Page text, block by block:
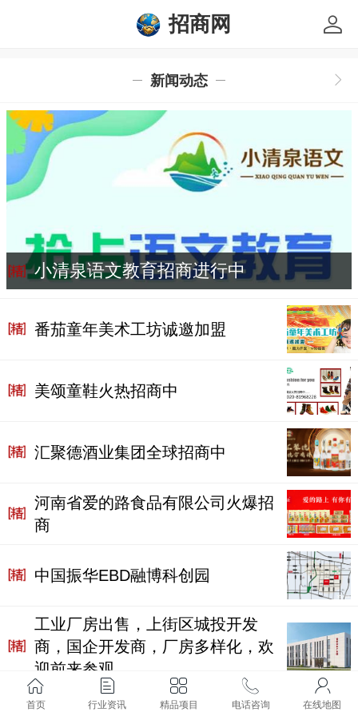
招商网
新闻动态
小清泉语文教育招商进行中
番茄童年美术工坊诚邀加盟
美颂童鞋火热招商中
汇聚德酒业集团全球招商中
河南省爱的路食品有限公司火爆招
商
中国振华EBD融博科创园
工业厂房出售，上街区城投开发
商，国企开发商，厂房多样化，欢
迎前来参观
首页 行业资讯 精品项目 电话咨询 在线地图